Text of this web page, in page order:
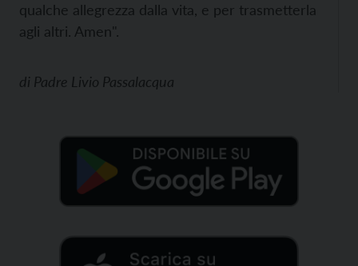
qualche allegrezza dalla vita, e per trasmetterla
agli altri. Amen".
di Padre Livio Passalacqua